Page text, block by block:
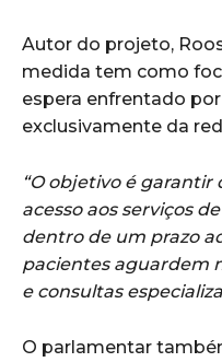
Autor do projeto,
medida tem como
espera enfrentado
exclusivamente da
“O objetivo é garantir
acesso aos serviços
dentro de um prazo
pacientes aguardem
e consultas
O parlamentar